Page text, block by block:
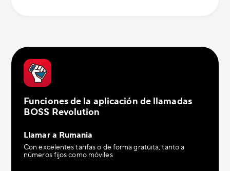
Funciones de la aplicación de llamadas
BOSS Revolution
Llamar a Rumania
Con excelentes tarifas o de forma gratuita, tanto a
números fijos como móviles